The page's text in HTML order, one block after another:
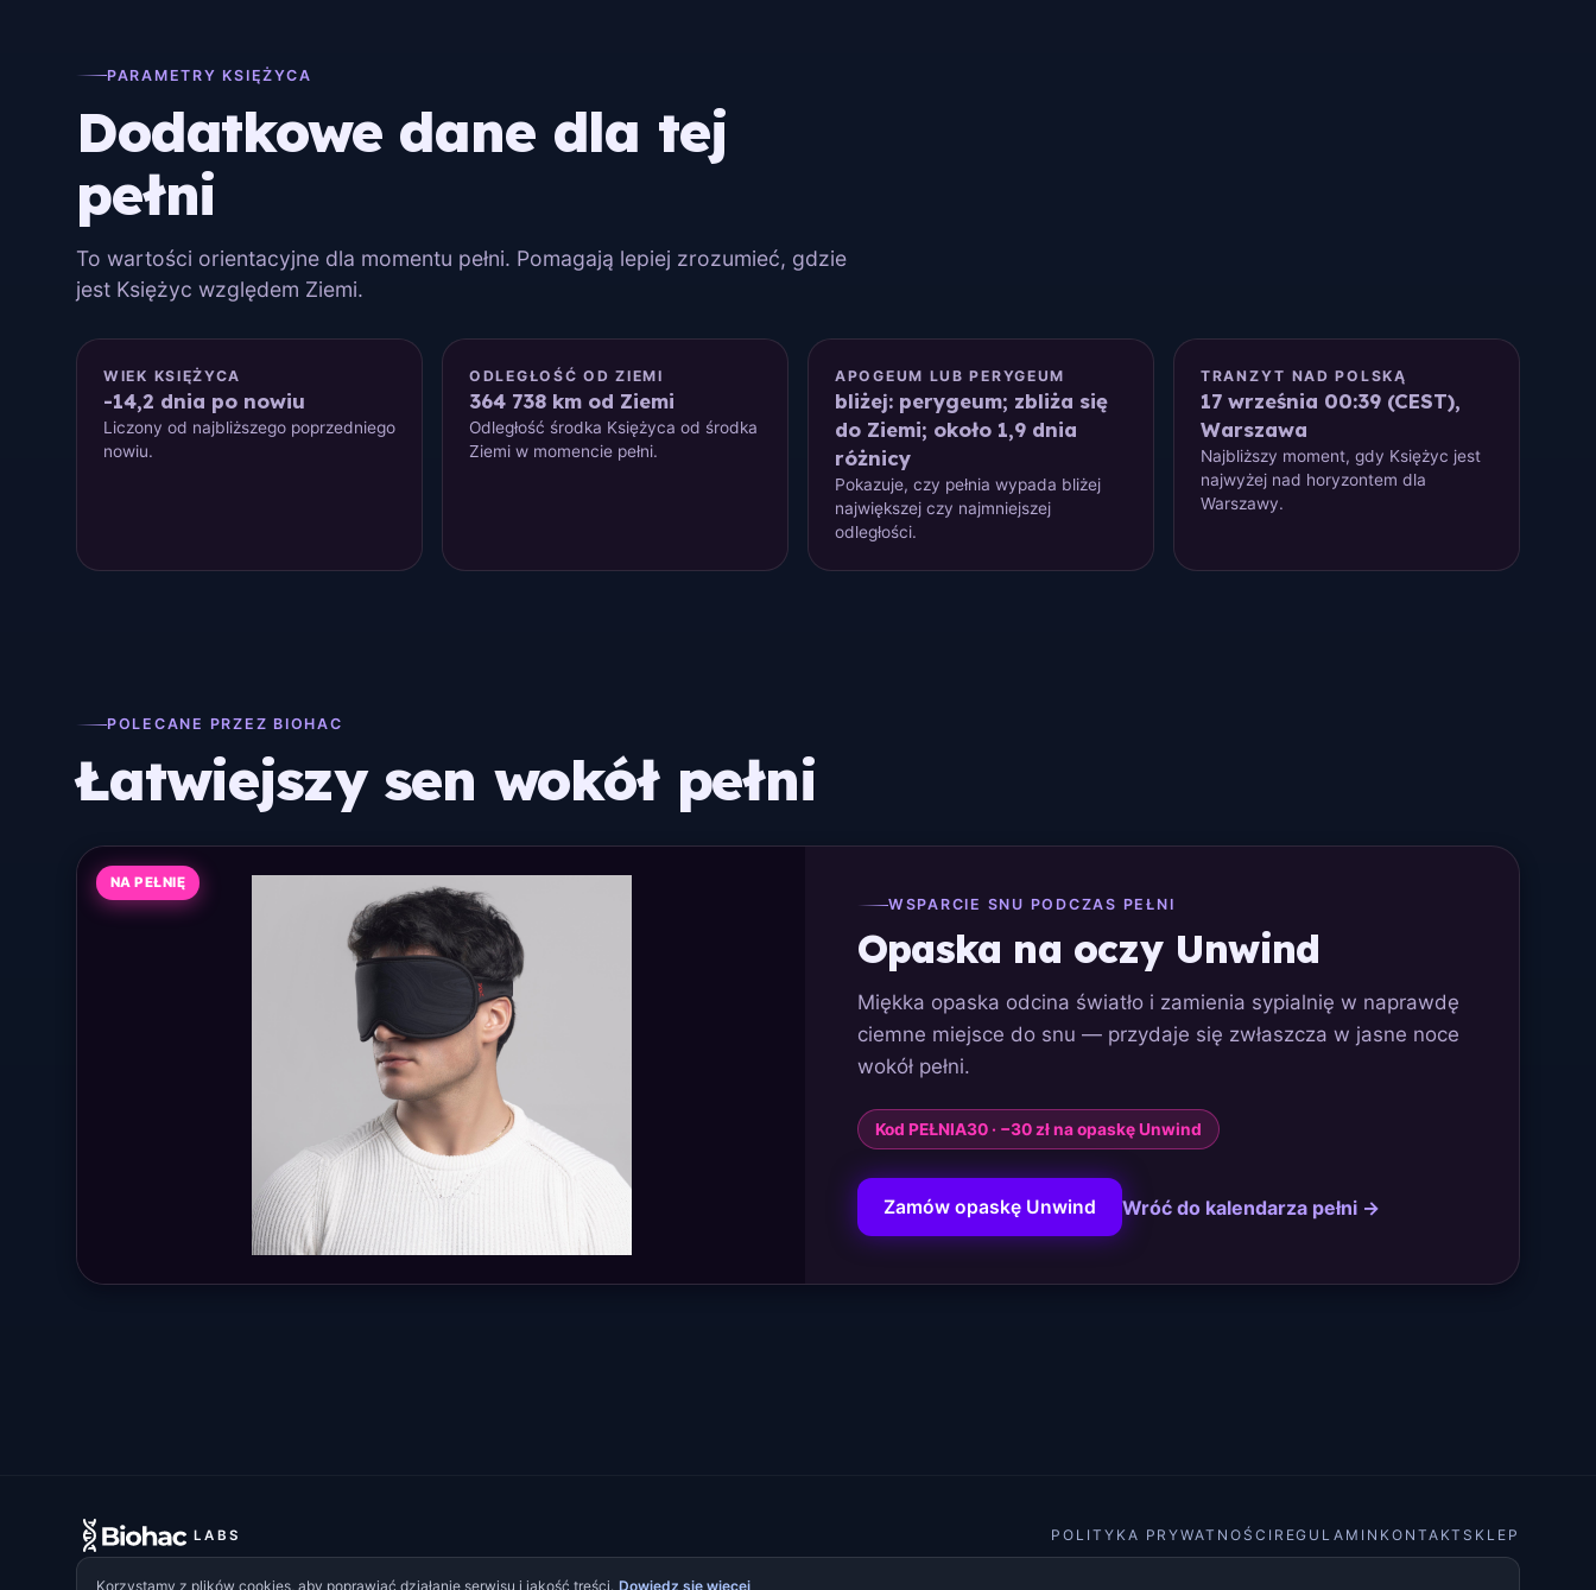
PARAMETRY KSIĘŻYCA
Dodatkowe dane dla tej
pełni
To wartości orientacyjne dla momentu pełni. Pomagają lepiej zrozumieć, gdzie
jest Księżyc względem Ziemi.
WIEK KSIĘŻYCA
-14,2 dnia po nowiu
Liczony od najbliższego poprzedniego
nowiu.
ODLEGŁOŚĆ OD ZIEMI
364 738 km od Ziemi
Odległość środka Księżyca od środka
Ziemi w momencie pełni.
APOGEUM LUB PERYGEUM
bliżej: perygeum; zbliża się
do Ziemi; około 1,9 dnia
różnicy
Pokazuje, czy pełnia wypada bliżej
największej czy najmniejszej
odległości.
TRANZYT NAD POLSKĄ
17 września 00:39 (CEST),
Warszawa
Najbliższy moment, gdy Księżyc jest
najwyżej nad horyzontem dla
Warszawy.
POLECANE PRZEZ BIOHAC
Łatwiejszy sen wokół pełni
NA PEŁNIĘ
WSPARCIE SNU PODCZAS PEŁNI
Opaska na oczy Unwind
Miękka opaska odcina światło i zamienia sypialnię w naprawdę
ciemne miejsce do snu — przydaje się zwłaszcza w jasne noce
wokół pełni.
Kod PEŁNIA30 · −30 zł na opaskę Unwind
Zamów opaskę Unwind Wróć do kalendarza pełni →
LABS POLITYKA PRYWATNOŚCI REGULAMIN KONTAKT SKLEP
Korzystamy z plików cookies, aby poprawiać działanie serwisu i jakość treści. Dowiedz się więcej